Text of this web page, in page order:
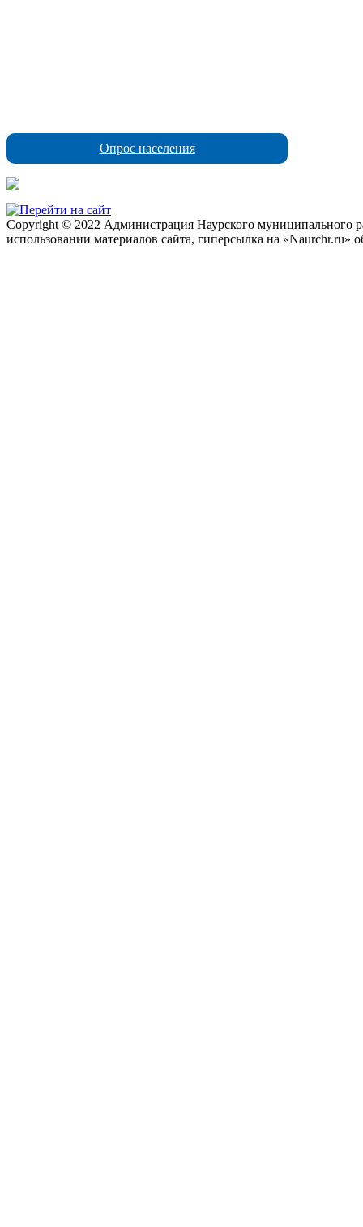
Опрос населения
Copyright © 2022 Администрация Наурского муниципального
использовании материалов сайта, гиперсылка на «Naurchr.ru»